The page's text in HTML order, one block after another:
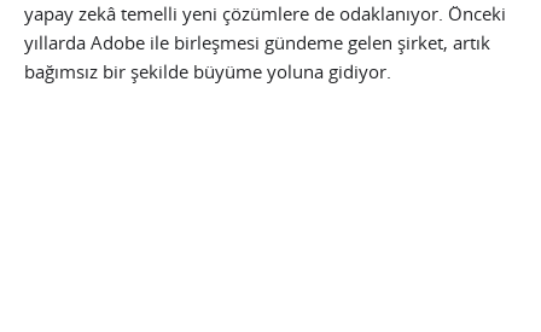
yapay zekâ temelli yeni çözümlere de odaklanıyor. Önceki
yıllarda Adobe ile birleşmesi gündeme gelen şirket, artık
bağımsız bir şekilde büyüme yoluna gidiyor.